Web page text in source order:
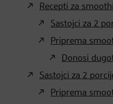
Recepti za
Sastojci za 2
Priprema
Donosi
Sastojci za 2
Priprema